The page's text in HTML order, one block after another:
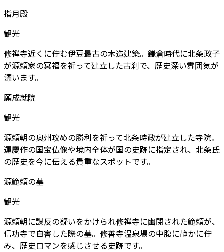
指月殿
観光
修禅寺近くに佇む伊豆最古の木造建築。鎌倉時代に北条政子
が源頼家の冥福を祈って建立した古刹で、歴史深い雰囲気が
漂います。
願成就院
観光
源頼朝の奥州攻めの勝利を祈って北条時政が建立した寺院。
運慶作の国宝仏像や境内全体が国の史跡に指定され、北条氏
の歴史を今に伝える貴重なスポットです。
源範頼の墓
観光
源頼朝に謀反の疑いをかけられ修禅寺に幽閉された範頼が、
信功寺で自害した際の墓。修善寺温泉場の中腹に静かに佇
み、歴史ロマンを感じさせる史跡です。